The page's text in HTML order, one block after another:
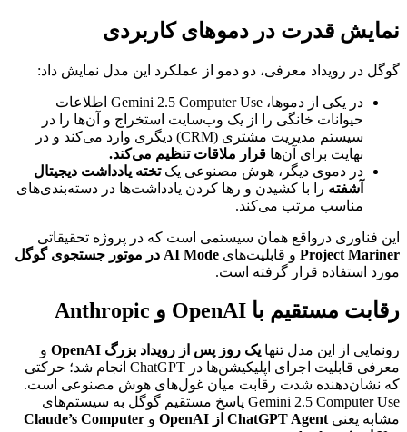
نمایش قدرت در دموهای کاربردی
گوگل در رویداد معرفی، دو دمو از عملکرد این مدل نمایش داد:
در یکی از دموها، Gemini 2.5 Computer Use اطلاعات
حیوانات خانگی را از یک وب‌سایت استخراج و آن‌ها را در
سیستم مدیریت مشتری (CRM) دیگری وارد می‌کند و در
نهایت برای آن‌ها قرار ملاقات تنظیم می‌کند.
در دموی دیگر، هوش مصنوعی یکتخته یادداشت دیجیتال
آشفته را با کشیدن و رها کردن یادداشت‌ها در دسته‌بندی‌های
مناسب مرتب می‌کند.
این فناوری درواقع همان سیستمی است که در پروژه تحقیقاتی
Project Mariner و قابلیت‌های AI Mode در موتور جستجوی گوگل
مورد استفاده قرار گرفته است.
رقابت مستقیم با OpenAI و Anthropic
رونمایی از این مدل تنها یک روز پس از رویداد بزرگ OpenAI
و
معرفی قابلیت اجرای اپلیکیشن‌ها در ChatGPT انجام شد؛ حرکتی
که نشان‌دهنده شدت رقابت میان غول‌های هوش مصنوعی است.
Gemini 2.5 Computer Use پاسخ مستقیم گوگل به سیستم‌های
مشابه یعنی ChatGPT Agent از OpenAI و Claude’s Computer